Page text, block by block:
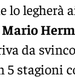
lo legherà
Mario
da
5 stagioni